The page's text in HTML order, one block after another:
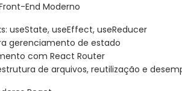
End Moderno
useState, useEffect, useReducer
gerenciamento de estado
com React Router
de arquivos, reutilização e